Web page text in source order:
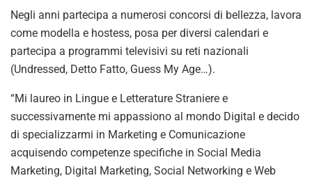
Negli anni partecipa a numerosi concorsi di bellezza, lavora
come modella e hostess, posa per diversi calendari e
partecipa a programmi televisivi su reti nazionali
(Undressed, Detto Fatto, Guess My Age…).
“Mi laureo in Lingue e Letterature Straniere e
successivamente mi appassiono al mondo Digital e decido
di specializzarmi in Marketing e Comunicazione
acquisendo competenze specifiche in Social Media
Marketing, Digital Marketing, Social Networking e Web